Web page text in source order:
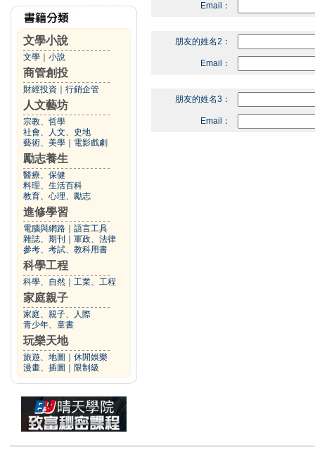
文學小說
文學 小說
商管創投
財經投資 行銷企管
人文藝坊
宗教、哲學
社會、人文、史地
藝術、美學
電影戲劇
勵志養生
醫療、保健
料理、生活百科
教育、心理、勵志
進修學習
電腦與網路
語言工具
雜誌、期刊
軍政、法律
參考、考試、教科用書
科學工程
科學、自然 工業、工程
家庭親子
家庭、親子、人際
青少年、童書
玩樂天地
旅遊、地圖
休閒娛樂
漫畫、插圖
限制級
Email：
朋友的姓名2：
Email：
朋友的姓名3：
Email：